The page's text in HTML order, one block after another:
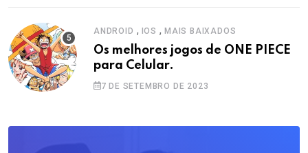
ANDROID , IOS ,MAIS BAIXADOS
Os melhores jogos de ONE PIECE
para Celular.
7 DE SETEMBRO DE 2023